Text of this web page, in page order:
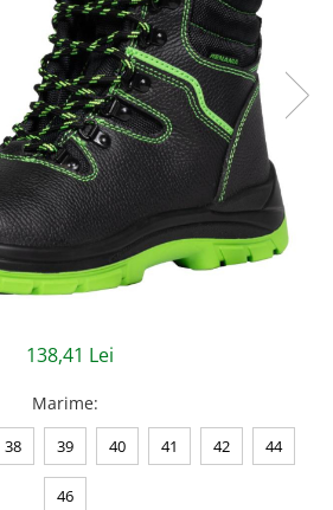
Semnalizare rutiera
138,41 Lei
Marime:
38 39 40 41 42 44
46